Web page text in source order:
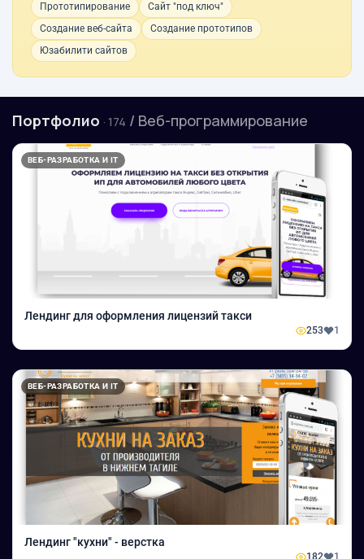
Прототипирование
Сайт "под ключ"
Создание веб-сайта
Создание прототипов
Юзабилити сайтов
Портфолио · 174 / Веб-программирование
ВЕБ-РАЗРАБОТКА И IT
Лендинг для оформления лицензий такси
253 1
ВЕБ-РАЗРАБОТКА И IT
Лендинг "кухни" - верстка
182 1